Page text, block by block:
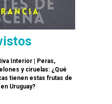
Interior | Peras,
y ciruelas: ¿Qué
tienen estas frutas de
Uruguay?